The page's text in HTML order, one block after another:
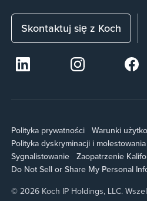
Skontaktuj się z Koch
Polityka prywatności Warunki
Polityka dyskryminacji i molestowania
Sygnalistowanie
Zaopatrzenie
Do Not Sell or Share My Personal
© 2026 Koch IP Holdings, LLC.